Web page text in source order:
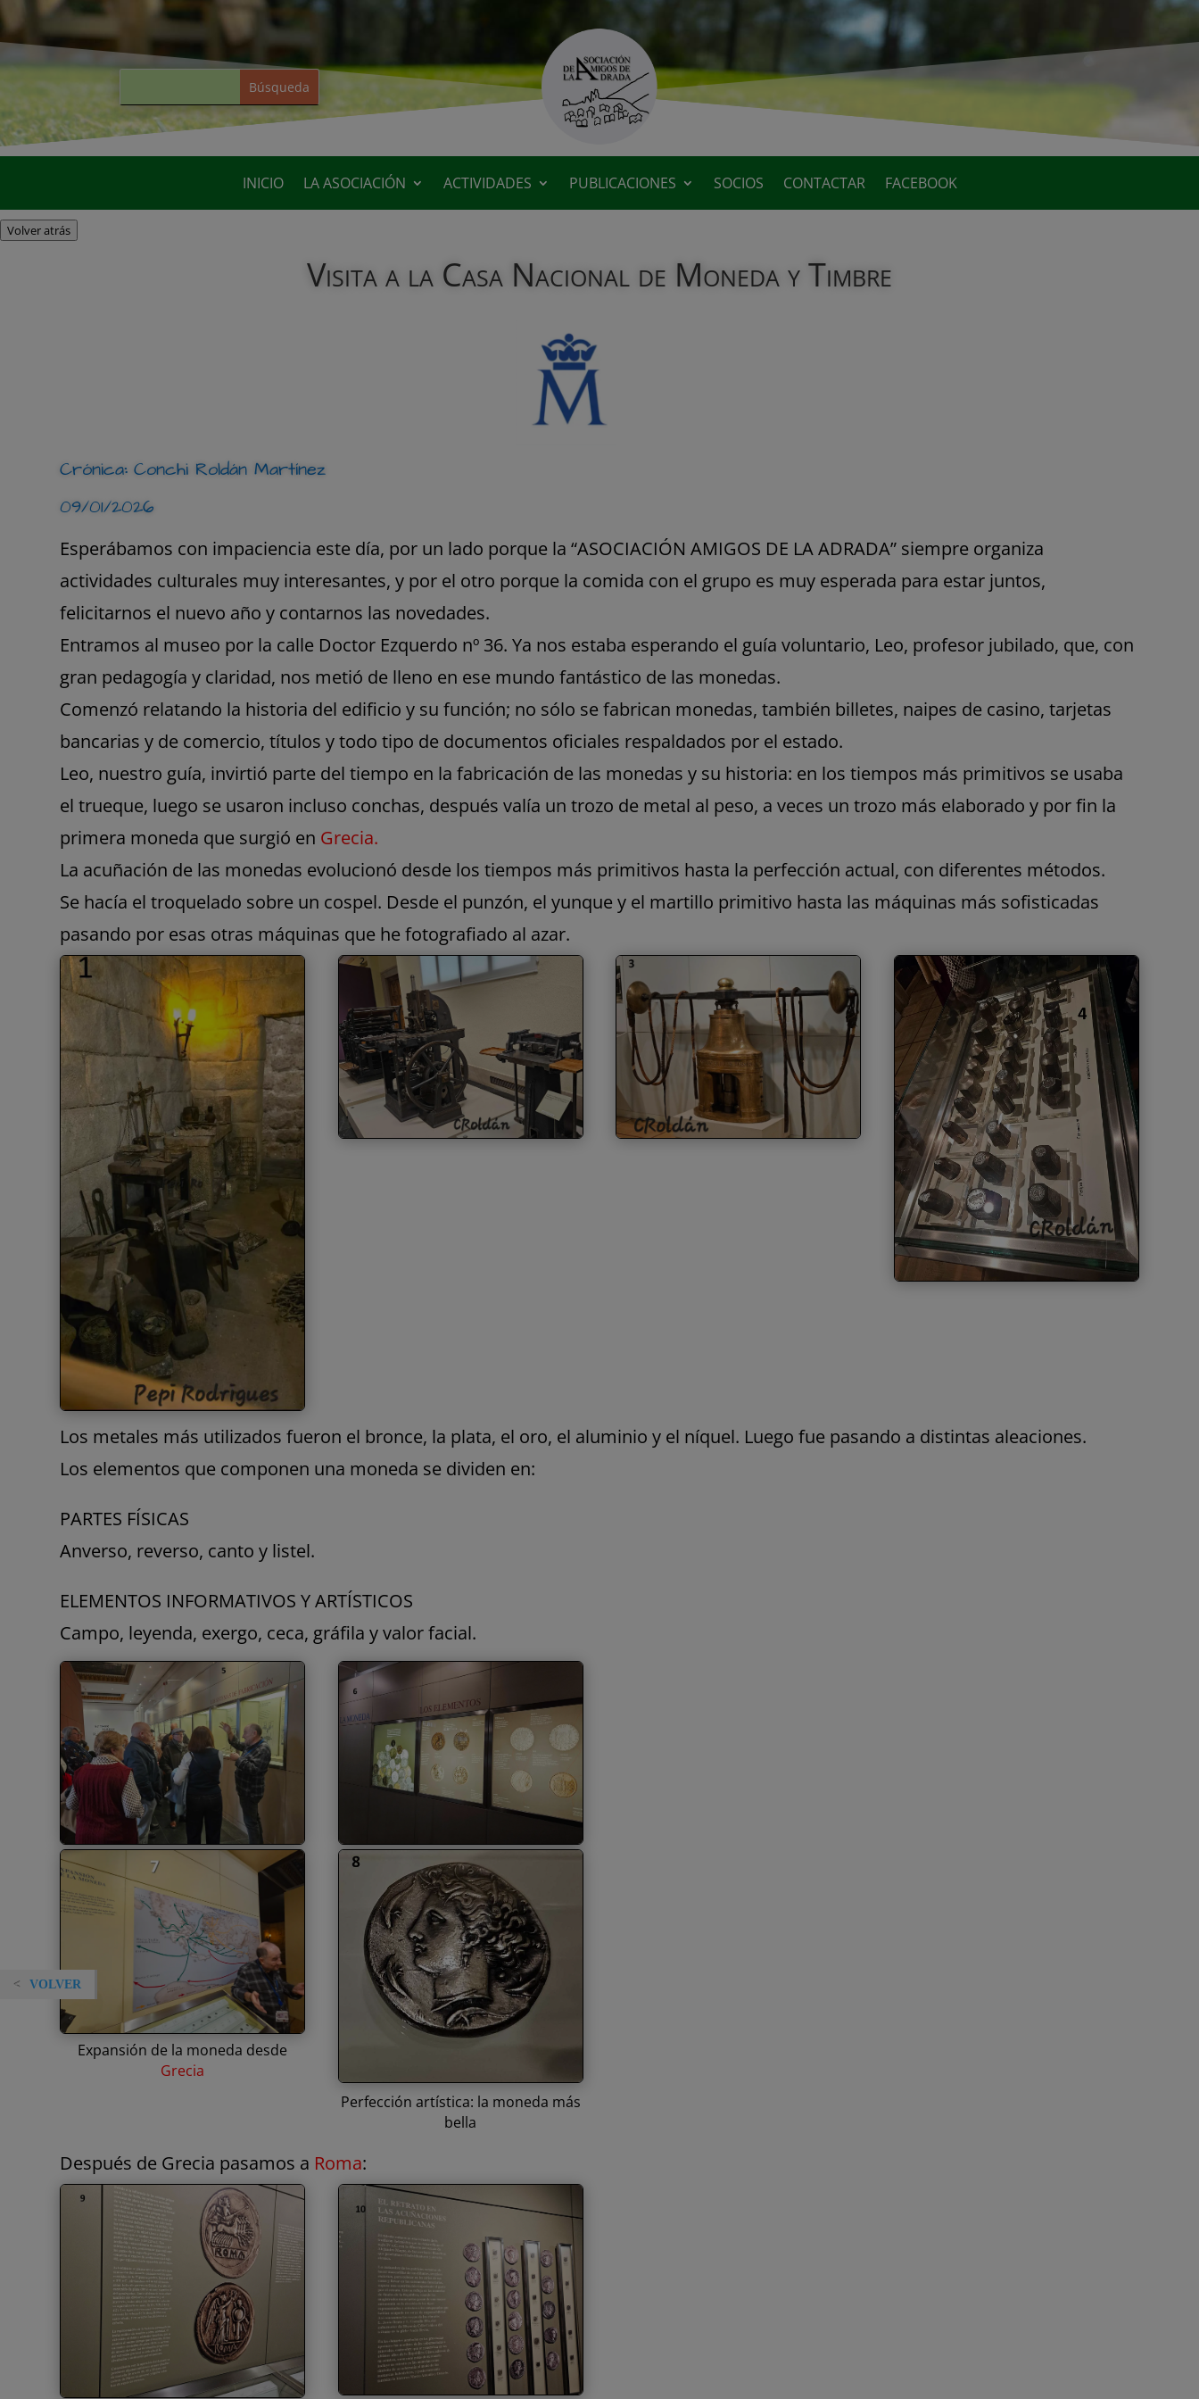
INICIO LA ASOCIACIÓN ACTIVIDADES PUBLICACIONES SOCIOS CONTACTAR FACEBOOK
Volver atrás
Visita a la Casa Nacional de Moneda y Timbre
Crónica:Conchi Roldán Martínez
09/01/2026
Esperábamos con impaciencia este día, por un lado porque la “ASOCIACIÓN AMIGOS DE LA ADRADA” siempre organiza
actividades culturales muy interesantes, y por el otro porque la comida con el grupo es muy esperada para estar juntos,
felicitarnos el nuevo año y contarnos las novedades.
Entramos al museo por la calle Doctor Ezquerdo nº 36. Ya nos estaba esperando el guía voluntario, Leo, profesor jubilado, que, con
gran pedagogía y claridad, nos metió de lleno en ese mundo fantástico de las monedas.
Comenzó relatando la historia del edificio y su función; no sólo se fabrican monedas, también billetes, naipes de casino, tarjetas
bancarias y de comercio, títulos y todo tipo de documentos oficiales respaldados por el estado.
Leo, nuestro guía, invirtió parte del tiempo en la fabricación de las monedas y su historia: en los tiempos más primitivos se usaba
el trueque, luego se usaron incluso conchas, después valía un trozo de metal al peso, a veces un trozo más elaborado y por fin la
primera moneda que surgió en Grecia.
La acuñación de las monedas evolucionó desde los tiempos más primitivos hasta la perfección actual, con diferentes métodos.
Se hacía el troquelado sobre un cospel. Desde el punzón, el yunque y el martillo primitivo hasta las máquinas más sofisticadas
pasando por esas otras máquinas que he fotografiado al azar.
Los metales más utilizados fueron el bronce, la plata, el oro, el aluminio y el níquel. Luego fue pasando a distintas aleaciones.
Los elementos que componen una moneda se dividen en:
PARTES FÍSICAS
Anverso, reverso, canto y listel.
ELEMENTOS INFORMATIVOS Y ARTÍSTICOS
Campo, leyenda, exergo, ceca, gráfila y valor facial.
Expansión de la moneda desde
Grecia
Perfección artística: la moneda más
bella
Después de Grecia pasamos a Roma:
VOLVER